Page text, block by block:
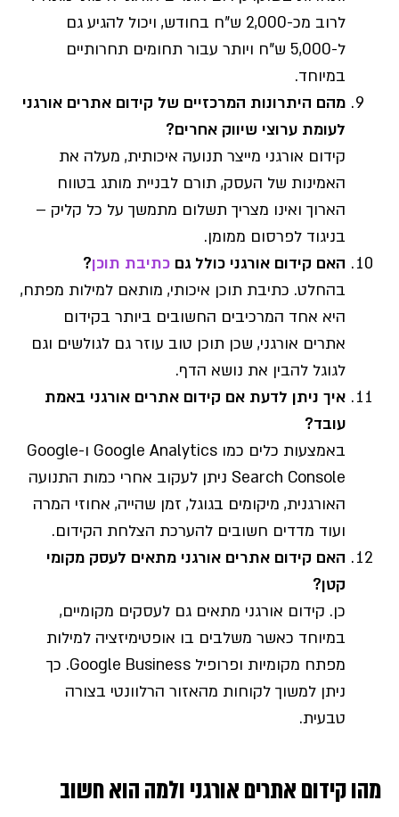
לרוב מכ-2,000 ש"ח בחודש, ויכול להגיע גם
ל-5,000 ש"ח ויותר עבור תחומים תחרותיים
במיוחד.
מהם היתרונות המרכזיים של קידום אתרים אורגני
לעומת ערוצי שיווק אחרים?
קידום אורגני מייצר תנועה איכותית, מעלה את
האמינות של העסק, תורם לבניית מותג בטווח
הארוך ואינו מצריך תשלום מתמשך על כל קליק –
בניגוד לפרסום ממומן.
האם קידום אורגני כולל גם כתיבת תוכן?
בהחלט. כתיבת תוכן איכותי, מותאם למילות מפתח,
היא אחד המרכיבים החשובים ביותר בקידום
אתרים אורגני, שכן תוכן טוב עוזר גם לגולשים וגם
לגוגל להבין את נושא הדף.
איך ניתן לדעת אם קידום אתרים אורגני באמת
עובד?
באמצעות כלים כמו Google Analytics ו-Google
Search Console ניתן לעקוב אחרי כמות התנועה
האורגנית, מיקומים בגוגל, זמן שהייה, אחוזי המרה
ועוד מדדים חשובים להערכת הצלחת הקידום.
האם קידום אתרים אורגני מתאים לעסק מקומי
קטן?
כן. קידום אורגני מתאים גם לעסקים מקומיים,
במיוחד כאשר משלבים בו אופטימיזציה למילות
מפתח מקומיות ופרופיל Google Business. כך
ניתן למשוך לקוחות מהאזור הרלוונטי בצורה
טבעית.
מהו קידום אתרים אורגני ולמה הוא חשוב